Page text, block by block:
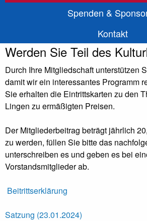
Spenden &
Kontakt
Werden Sie Teil des
Durch Ihre Mitgliedschaft unterstützen
damit wir ein interessantes Programm
Sie erhalten die Eintrittskarten zu den
Lingen zu ermäßigten Preisen.
Der Mitgliederbeitrag beträgt jährlich
zu werden, füllen Sie bitte das
unterschreiben es und geben es bei
Vorstandsmitglieder ab.
Beitrittserklärung
Satzung (23.01.2024)